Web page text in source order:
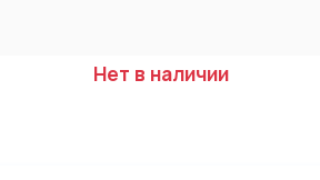
Нет в наличии